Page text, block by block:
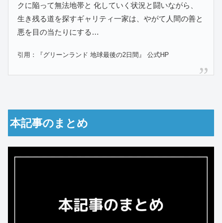
クに陥って無法地帯と 化していく状況と闘いながら、
生き残る道を探すギャリティ一家は、やがて人間の善と
悪を目の当たりにする…
引用：『グリーンランド 地球最後の2日間』 公式HP
本記事のまとめ